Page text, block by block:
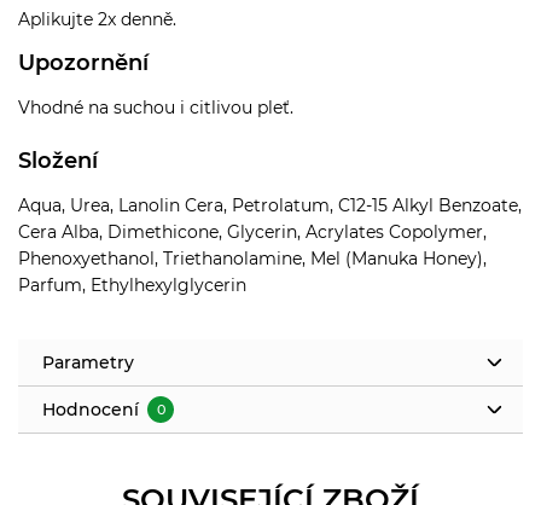
Aplikujte 2x denně.
Upozornění
Vhodné na suchou i citlivou pleť.
Složení
Aqua, Urea, Lanolin Cera, Petrolatum, C12-15 Alkyl Benzoate,
Cera Alba, Dimethicone, Glycerin, Acrylates Copolymer,
Phenoxyethanol, Triethanolamine, Mel (Manuka Honey),
Parfum, Ethylhexylglycerin
Parametry
Hodnocení 0